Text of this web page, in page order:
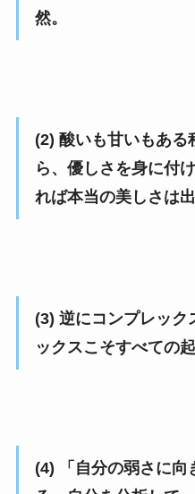
然。
(2) 酸いも甘いもある
ら、優しさを身に付
れば本当の美しさは
(3) 逆にコンプレック
ックスこそすべての
(4) 「自分の弱さに向